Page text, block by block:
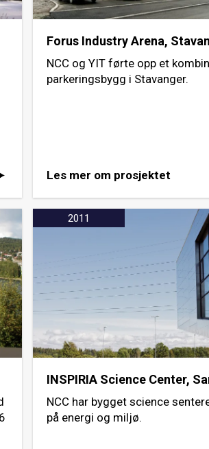
Forus Industry Arena,
NCC og YIT førte opp et
parkeringsbygg i Stavanger.
Les mer om prosjektet
2011
INSPIRIA Science Center,
NCC har bygget science
på energi og miljø.